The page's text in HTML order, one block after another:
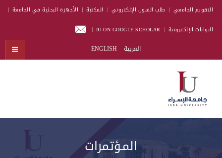
التقويم الجامعي طلب القبول الإلكتروني المكتبة الأجهزة البحثية في الجامعة
البوابات الإلكترونية IU ON GOOGLE SCHOLAR
العربية ENGLISH
المـؤتمرات